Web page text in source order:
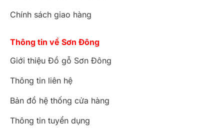
Chính sách giao hàng
Thông tin về Sơn Đông
Giới thiệu Đồ gỗ Sơn Đông
Thông tin liên hệ
Bản đồ hệ thống cửa hàng
Thông tin tuyển dụng